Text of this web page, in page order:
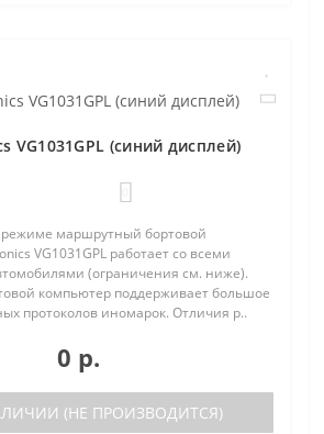
VG1031GPL (синий дисплей)
маршрутный бортовой
VG1031GPL работает со всеми
(ограничения см. ниже).
компьютер поддерживает большое
протоколов иномарок. Отличия р..
0 р.
(НЕ ПРОИЗВОДИТСЯ)